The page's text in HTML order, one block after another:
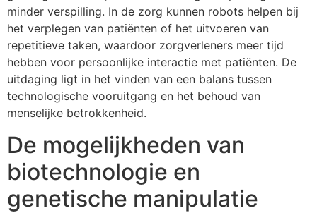
minder verspilling. In de zorg kunnen robots helpen bij
het verplegen van patiënten of het uitvoeren van
repetitieve taken, waardoor zorgverleners meer tijd
hebben voor persoonlijke interactie met patiënten. De
uitdaging ligt in het vinden van een balans tussen
technologische vooruitgang en het behoud van
menselijke betrokkenheid.
De mogelijkheden van
biotechnologie en
genetische manipulatie